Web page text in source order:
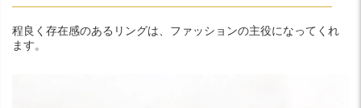
程良く存在感のあるリングは、ファッションの主役になってくれ
ます。